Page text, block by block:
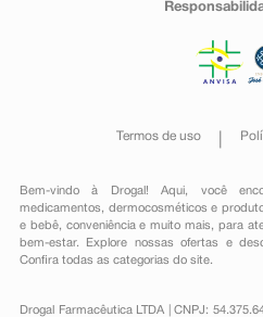
Termos de uso
Bem-vindo à Drogal! Aqui, você
medicamentos , dermocosméticos e
e bebê, conveniênciae muito mais, para
bem-estar. Explore nossas ofertas e
Confira todas as categorias do site.
Drogal Farmacêutica LTDA | CNPJ: